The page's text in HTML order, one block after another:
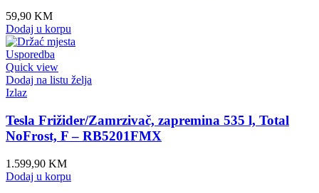
59,90 KM
Dodaj u korpu
Usporedba
Quick view
Dodaj na listu želja
Izlaz
Tesla Frižider/Zamrzivač, zapremina 535 l, Total
NoFrost, F – RB5201FMX
1.599,90 KM
Dodaj u korpu